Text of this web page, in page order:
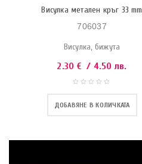
Висулка метален кръг 33 mm
706037
Висулка, бижута
2.30 € / 4.50 лв.
ДОБАВЯНЕ В КОЛИЧКАТА